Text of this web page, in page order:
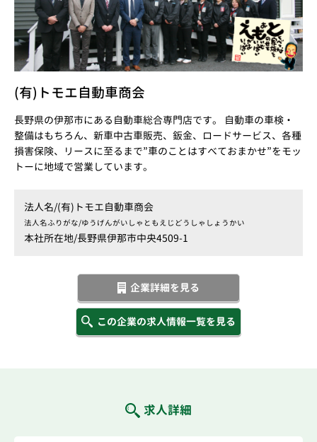
(有)トモエ自動車商会
長野県の伊那市にある自動車総合専門店です。 自動車の車検・
整備はもちろん、新車中古車販売、鈑金、ロードサービス、各種
損害保険、リースに至るまで”車のことはすべておまかせ”をモッ
トーに地域で営業しています。
法人名/(有)トモエ自動車商会
法人名ふりがな/ゆうげんがいしゃともえじどうしゃしょうかい
本社所在地/長野県伊那市中央4509-1
企業詳細を見る
この企業の求人情報一覧を見る
求人詳細